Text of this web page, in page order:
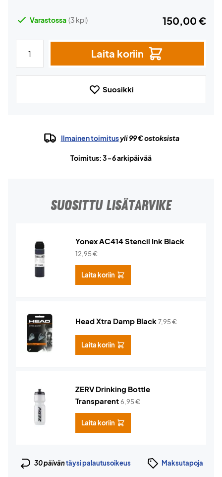
Varastossa (3 kpl) 150,00 €
Laita koriin
Suosikki
Ilmainen toimitusyli 99 € ostoksista
Toimitus: 3-6 arkipäivää
SUOSITTU LISÄTARVIKE
Yonex AC414 Stencil Ink Black
12,95€
Laita koriin
Head Xtra Damp Black7,95€
Laita koriin
ZERV Drinking Bottle
Transparent6,95€
Laita koriin
30 päiväntäysi palautusoikeus Maksutapoja